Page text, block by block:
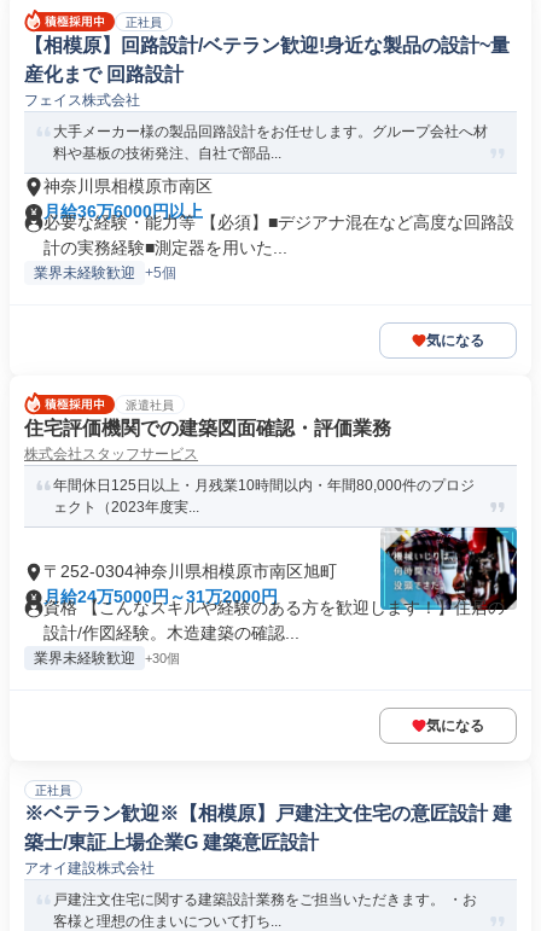
正社員
【相模原】回路設計/ベテラン歓迎!身近な製品の設計~量
産化まで 回路設計
フェイス株式会社
大手メーカー様の製品回路設計をお任せします。グループ会社へ材
料や基板の技術発注、自社で部品...
神奈川県相模原市南区
月給36万6000円以上
必要な経験・能力等 【必須】■デジアナ混在など高度な回路設
計の実務経験■測定器を用いた...
業界未経験歓迎 +5個
気になる
派遣社員
住宅評価機関での建築図面確認・評価業務
株式会社スタッフサービス
年間休日125日以上・月残業10時間以内・年間80,000件のプロジ
ェクト（2023年度実...
〒252-0304神奈川県相模原市南区旭町
月給24万5000円～31万2000円
資格 【こんなスキルや経験のある方を歓迎します！】住居の
設計/作図経験。木造建築の確認...
業界未経験歓迎 +30個
気になる
正社員
※ベテラン歓迎※【相模原】戸建注文住宅の意匠設計 建
築士/東証上場企業G 建築意匠設計
アオイ建設株式会社
戸建注文住宅に関する建築設計業務をご担当いただきます。 ・お
客様と理想の住まいについて打ち...